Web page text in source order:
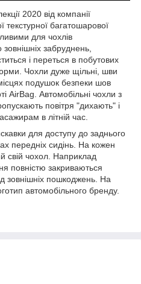
2020 від компанії
текстурної багатошарової
для чохлів
забруднень,
і переться в побутових
Чохли дуже щільні, шви
подушок безпеки шов
AirBag. Автомобільні чохли з
повітря "дихають" і
в літній час.
для доступу до заднього
передніх сидінь. На кожен
свій чохол. Наприклад
повністю закриваються
зовнішніх пошкоджень. На
автомобільного бренду.